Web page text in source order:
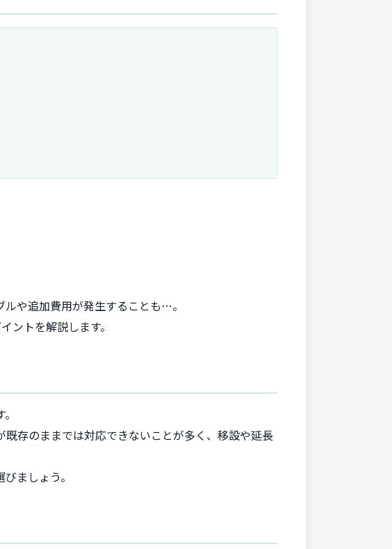
や追加費用が発生することも…。
ントを解説します。
存のままでは対応できないことが多く、移設や延長
ましょう。